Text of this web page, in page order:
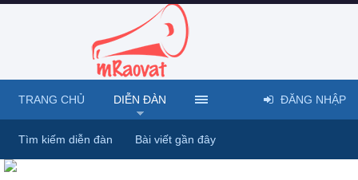
TRANG CHỦ DIỄN ĐÀN
Tìm kiếm diễn đàn Bài viết gần đây
ĐĂNG NHẬP